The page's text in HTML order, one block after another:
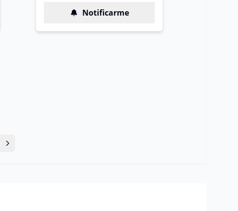
Notificarme